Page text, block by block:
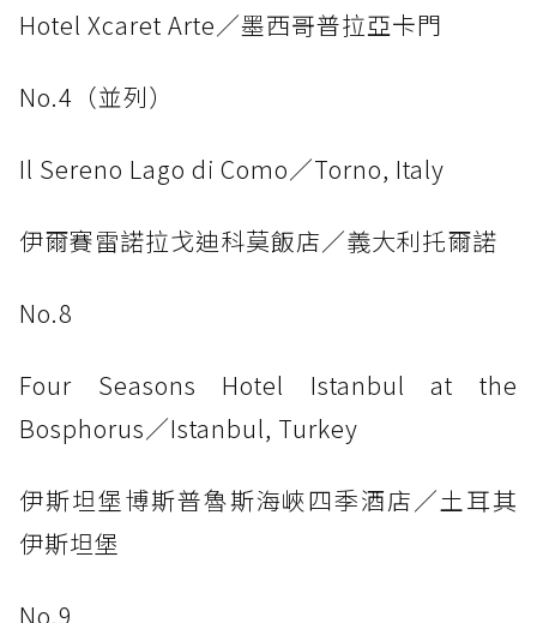
Hotel Xcaret Arte／墨西哥普拉亞卡門
No.4（並列）
Il Sereno Lago di Como／Torno, Italy
伊爾賽雷諾拉戈迪科莫飯店／義大利托爾諾
No.8
Four Seasons Hotel Istanbul at the
Bosphorus／Istanbul, Turkey
伊斯坦堡博斯普魯斯海峽四季酒店／土耳其
伊斯坦堡
No.9